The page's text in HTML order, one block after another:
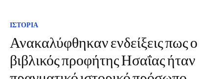
ΙΣΤΟΡΙΑ
Ανακαλύφθηκαν ενδείξεις πως ο
βιβλικός προφήτης Ησαΐας ήταν